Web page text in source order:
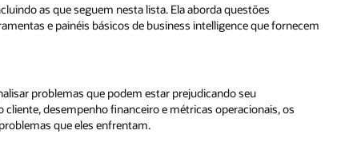
as que seguem nesta lista. Ela aborda questões
e painéis básicos de business intelligence que fornecem
problemas que podem estar prejudicando seu
desempenho financeiro e métricas operacionais, os
que eles enfrentam.